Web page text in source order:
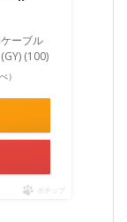
ーブル
(100)
）
ポチップ